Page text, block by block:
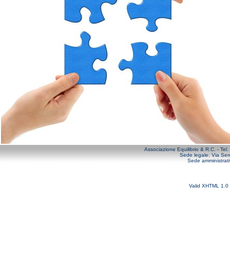
Associazione Equilibrio & R.C. -
Sede legale: Via
Sede
Valid XHTML 1.0